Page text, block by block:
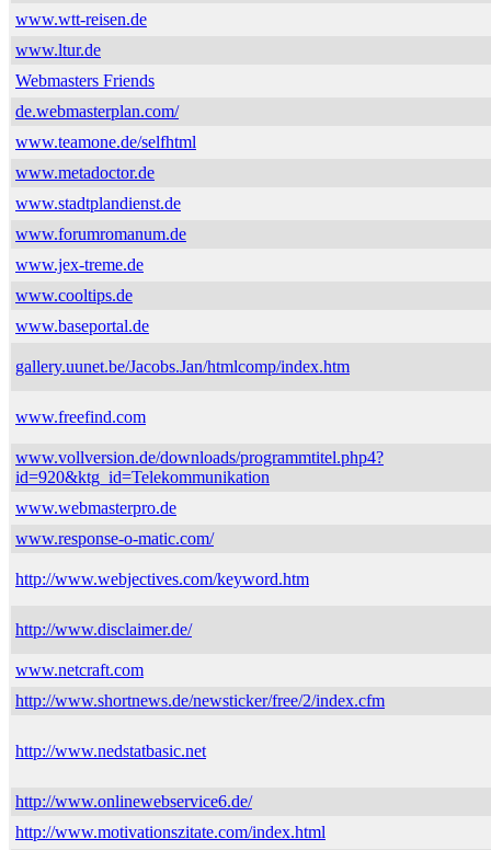
www.wtt-reisen.de
www.ltur.de
Webmasters Friends
de.webmasterplan.com/
www.teamone.de/selfhtml
www.metadoctor.de
www.stadtplandienst.de
www.forumromanum.de
www.jex-treme.de
www.cooltips.de
www.baseportal.de
gallery.uunet.be/Jacobs.Jan/htmlcomp/index.htm
www.freefind.com
www.vollversion.de/downloads/programmtitel.php4?
id=920&ktg_id=Telekommunikation
www.webmasterpro.de
www.response-o-matic.com/
http://www.webjectives.com/keyword.htm
http://www.disclaimer.de/
www.netcraft.com
http://www.shortnews.de/newsticker/free/2/index.cfm
http://www.nedstatbasic.net
http://www.onlinewebservice6.de/
http://www.motivationszitate.com/index.html